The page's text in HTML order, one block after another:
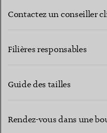
Contactez un conseiller
Filières responsables
Guide des tailles
Rendez-vous dans une